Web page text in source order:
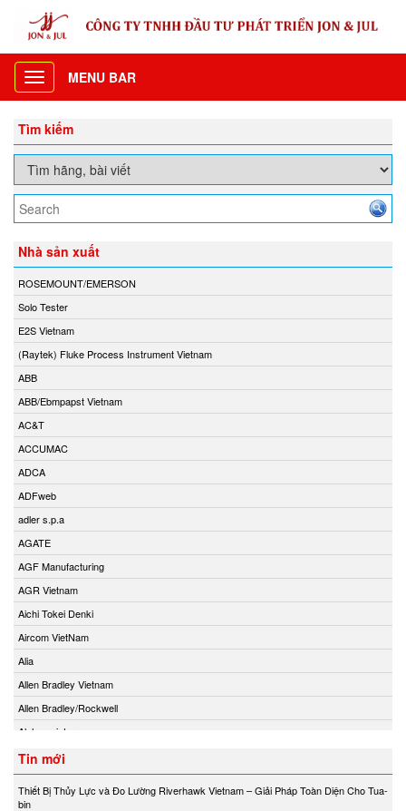
Toggle
navigation
MENU BAR
Tìm kiếm
Nhà sản xuất
ROSEMOUNT/EMERSON
Solo Tester
E2S Vietnam
(Raytek) Fluke Process Instrument Vietnam
ABB
ABB/Ebmpapst Vietnam
AC&T
ACCUMAC
ADCA
ADFweb
adler s.p.a
AGATE
AGF Manufacturing
AGR Vietnam
Aichi Tokei Denki
Aircom VietNam
Alia
Allen Bradley Vietnam
Allen Bradley/Rockwell
Alphamoisture
Ametek
Amot
Amphenol Vietnam
Tin mới
Thiết Bị Thủy Lực và Đo Lường Riverhawk Vietnam – Giải Pháp Toàn Diện Cho Tua-
bin